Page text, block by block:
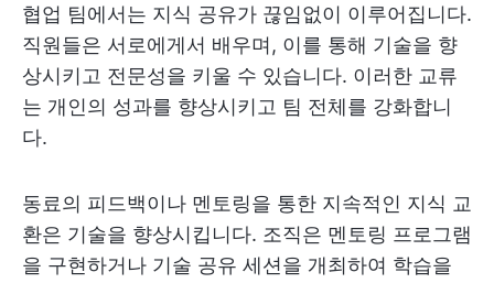
협업 팀에서는 지식 공유가 끊임없이 이루어집니다.
직원들은 서로에게서 배우며, 이를 통해 기술을 향
상시키고 전문성을 키울 수 있습니다. 이러한 교류
는 개인의 성과를 향상시키고 팀 전체를 강화합니
다.
동료의 피드백이나 멘토링을 통한 지속적인 지식 교
환은 기술을 향상시킵니다. 조직은 멘토링 프로그램
을 구현하거나 기술 공유 세션을 개최하여 학습을